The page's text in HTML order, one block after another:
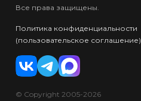
Все права защищены.
Политика конфиденциальности
(пользовательское соглашение)
© Copyright 2005-2026